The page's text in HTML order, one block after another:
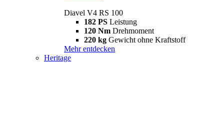
Diavel V4 RS 100
182 PS Leistung
120 Nm Drehmoment
220 kg Gewicht ohne Kraftstoff
Mehr entdecken
Heritage